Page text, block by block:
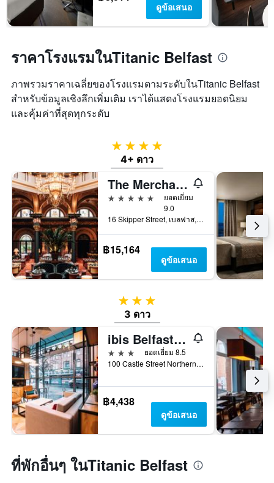
ดูข้อเสนอ
ราคาโรงแรมในTitanic Belfast
ภาพรวมราคาเฉลี่ยของโรงแรมตามระดับในTitanic Belfast
สำหรับข้อมูลเชิงลึกเพิ่มเติม เราได้แสดงโรงแรมยอดนิยม
และคุ้มค่าที่สุดทุกระดับ
4 ดาว
4+ ดาว
The Merchant Hotel
5 ดาว
ยอดเยี่ยม
9.0
16 Skipper Street, เบลฟาส, สหราชอาณาจักร
฿15,164
ดูข้อเสนอ
3 ดาว
3 ดาว
ibis Belfast City Centre
3 ดาว
ยอดเยี่ยม 8.5
100 Castle Street Northern Ire, เบลฟาส, สหราชอาณาจักร
฿4,438
ดูข้อเสนอ
ที่พักอื่นๆ ในTitanic Belfast